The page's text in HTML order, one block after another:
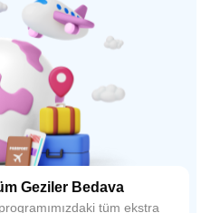
Geziler Bedava
tüm ekstra